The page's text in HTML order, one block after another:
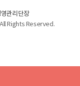
관리단장
Rights Reserved.